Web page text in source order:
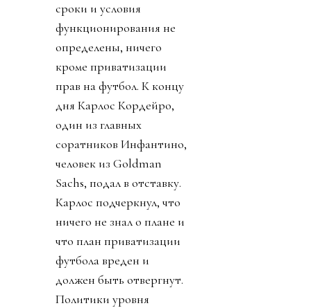
сроки и условия
функционирования не
определены, ничего
кроме приватизации
прав на футбол. К концу
дня Карлос Кордейро,
один из главных
соратников Инфантино,
человек из Goldman
Sachs, подал в отставку.
Карлос подчеркнул, что
ничего не знал о плане и
что план приватизации
футбола вреден и
должен быть отвергнут.
Политики уровня